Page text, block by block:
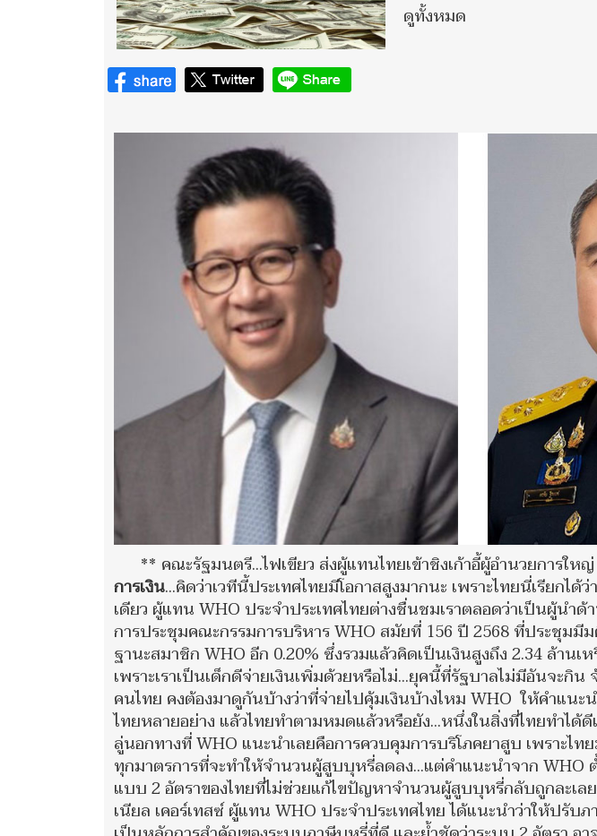
ดูทั้งหมด
** คณะรัฐมนตรี...ไฟเขียว ส่งผู้แทนไทยเข้าชิงเก้าอี้ผู้อำนวยการใหญ่
การเงิน...คิดว่าเวทีนี้ประเทศไทยมีโอกาสสูงมากนะ เพราะไทยนี่เรียกไ
เดียว ผู้แทน WHO ประจำประเทศไทยต่างชื่นชมเราตลอดว่าเป็นผู้นำ
การประชุมคณะกรรมการบริหาร WHO สมัยที่ 156 ปี 2568 ที่ประชุม
ฐานะสมาชิก WHO อีก 0.20% ซึ่งรวมแล้วคิดเป็นเงินสูงถึง 2.34 ล้าน
เพราะเราเป็นเด็กดีจ่ายเงินเพิ่มด้วยหรือไม่...ยุคนี้ที่รัฐบาลไม่มีอันจะกิ
คนไทย คงต้องมาดูกันบ้างว่าที่จ่ายไปคุ้มเงินบ้างไหม WHO ให้คำแน
ไทยหลายอย่าง แล้วไทยทำตามหมดแล้วหรือยัง...หนึ่งในสิ่งที่ไทยทำได้
ลู่นอกทางที่ WHO แนะนำเลยคือการควบคุมการบริโภคยาสูบ เพราะไ
ทุกมาตรการที่จะทำให้จำนวนผู้สูบบุหรี่ลดลง...แต่คำแนะนำจาก WHO
แบบ 2 อัตราของไทยที่ไม่ช่วยแก้ไขปัญหาจำนวนผู้สูบบุหรี่กลับถูกละเ
เนียล เคอร์เทสซ์ ผู้แทน WHO ประจำประเทศไทย ได้แนะนำว่าให้ปรับ